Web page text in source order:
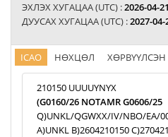
ЭХЛЭХ ХУГАЦАА (UTC) :2026-04-
ДУУСАХ ХУГАЦАА (UTC) :2027-04-
ICAO НӨХЦӨЛ ХӨРВҮҮЛСЭН
210150 UUUUYNYX
(G0160/26 NOTAMR G0606/25
Q)UNKL/QGWXX/IV/NBO/EA/
A)UNKL B)2604210150